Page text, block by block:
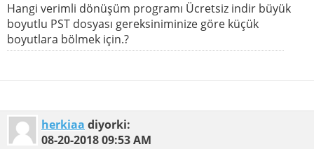
Hangi verimli dönüşüm programı Ücretsiz indir büyük
boyutlu PST dosyası gereksiniminize göre küçük
boyutlara bölmek için.?
herkiaa diyorki:
08-20-201809:53 AM